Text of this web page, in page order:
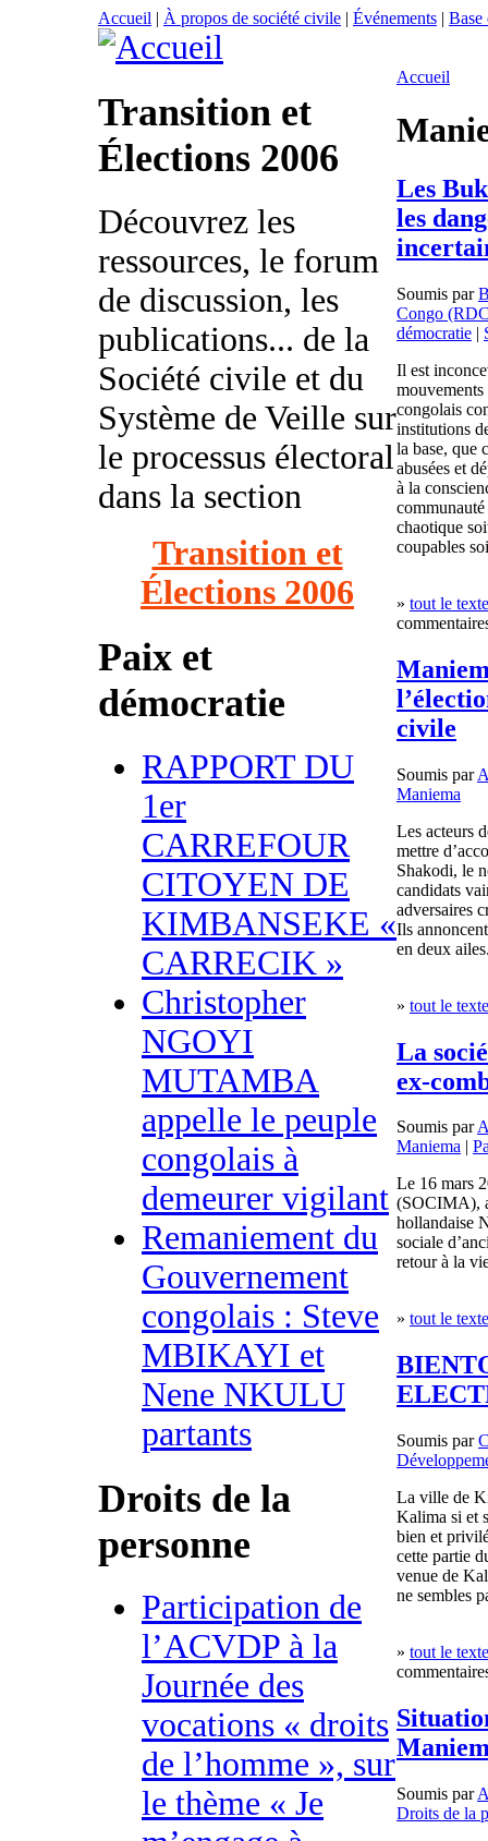
Accueil | À propos de société civile | Événements | Base
Transition et
Élections 2006
Découvrez les
ressources, le forum
de discussion, les
publications... de la
Société civile et du
Système de Veille sur
le processus électoral
dans la section
Transition et
Élections 2006
Paix et
démocratie
RAPPORT DU
1er
CARREFOUR
CITOYEN DE
KIMBANSEKE «
CARRECIK »
Christopher
NGOYI
MUTAMBA
appelle le peuple
congolais à
demeurer vigilant
Remaniement du
Gouvernement
congolais : Steve
MBIKAYI et
Nene NKULU
partants
Droits de la
personne
Participation de
l’ACVDP à la
Journée des
vocations « droits
de l’homme », sur
le thème « Je
Accueil
Les
les
Soumis par
Congo
démocratie |
Il est
mouvements
congolais
institutions
la base, que
abusées et
à la
chaotique
coupables
» tout le texte
civile
Soumis par
Maniema
Les acteurs
mettre
Shakodi, le
candidats
adversaires
Ils
en deux
» tout le texte
La
ex-
Soumis par
Maniema |
Le 16 mars
(SOCIMA),
hollandaise
sociale
retour à la
» tout le texte
Soumis par
La ville de
Kalima si et
bien et
cette partie
venue de
ne sembles
» tout le texte
Soumis par
Droits de la